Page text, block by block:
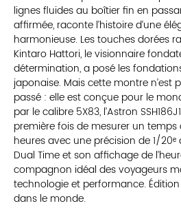
lignes fluides au boîtier fin en
affirmée, raconte l’histoire d’une
harmonieuse. Les touches dorées
Kintaro Hattori, le visionnaire
détermination, a posé les
japonaise. Mais cette montre n’est
passé : elle est conçue pour le
par le calibre 5X83, l’Astron
première fois de mesurer un temps
heures avec une précision de 1/
Dual Time et son affichage de
compagnon idéal des voyageurs
technologie et performance.
dans le monde.